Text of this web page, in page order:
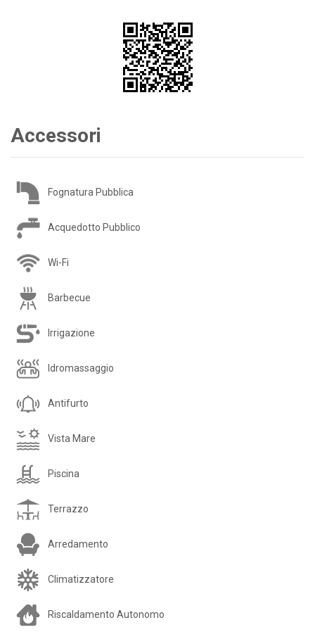
Accessori
Fognatura Pubblica
Acquedotto Pubblico
Wi-Fi
Barbecue
Irrigazione
Idromassaggio
Antifurto
Vista Mare
Piscina
Terrazzo
Arredamento
Climatizzatore
Riscaldamento Autonomo